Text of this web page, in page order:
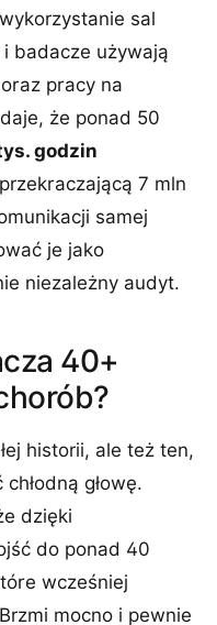
sal
badacze używają
pracy na
że ponad 50
godzin
7 mln
samej
je jako
niezależny audyt.
40+
historii, ale też ten,
głowę.
dzięki
do ponad 40
wcześniej
mocno i pewnie